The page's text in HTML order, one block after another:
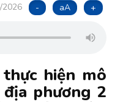
2026 - aA +
hiện mô
phương 2